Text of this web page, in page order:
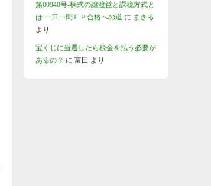
第00940号-株式の譲渡益と課税方式と
は 一日一問ＦＰ合格への道 に まさる
より
宝くじに当選したら税金を払う必要が
あるの？ に 富田 より